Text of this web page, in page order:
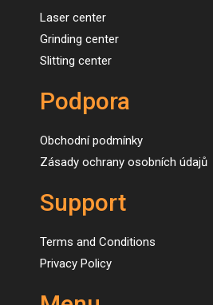
Laser center
Grinding center
Slitting center
Podpora
Obchodní podmínky
Zásady ochrany osobních údajů
Support
Terms and Conditions
Privacy Policy